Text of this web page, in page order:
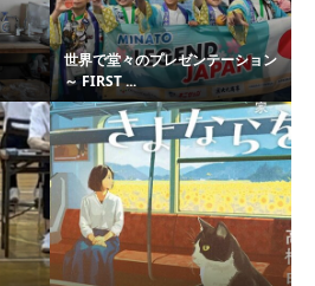
世界で堂々のプレゼンテーション
～ FIRST ...